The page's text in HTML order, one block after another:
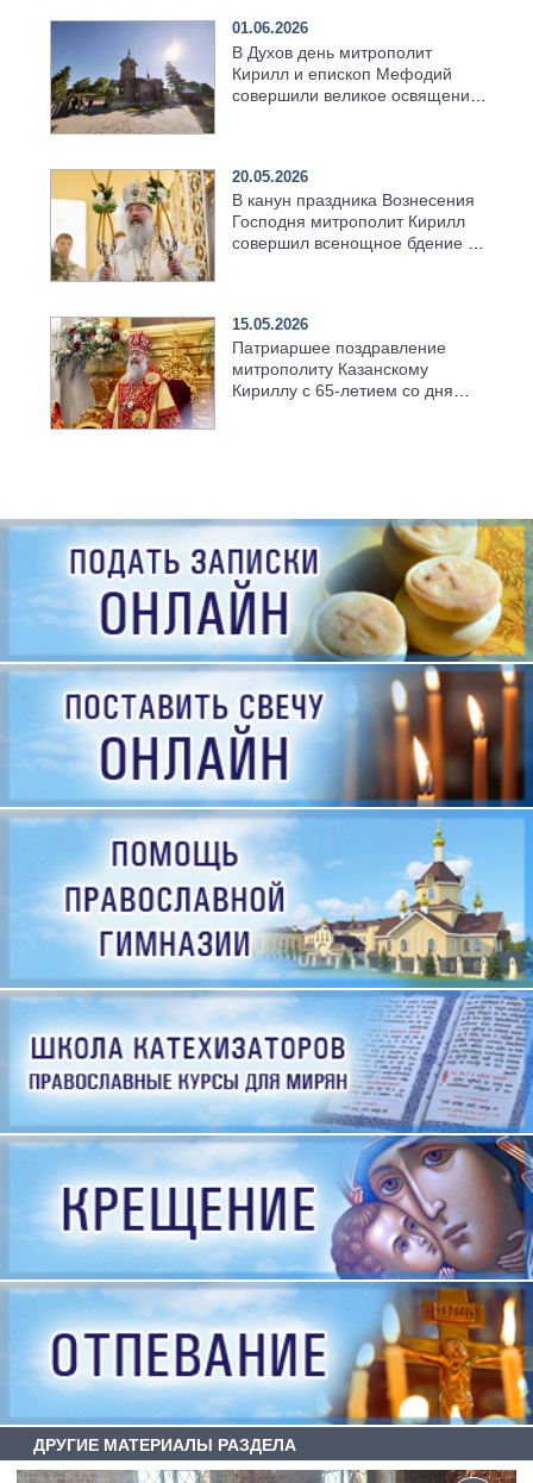
01.06.2026
В Духов день митрополит
Кирилл и епископ Мефодий
совершили великое освящение
20.05.2026
В канун праздника Вознесения
Господня митрополит Кирилл
совершил всенощное бдение в
15.05.2026
Патриаршее поздравление
митрополиту Казанскому
Кириллу с 65-летием со дня
ДРУГИЕ МАТЕРИАЛЫ РАЗДЕЛА